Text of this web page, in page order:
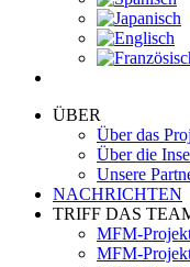
ÜBER
Über das
Über die
Unsere
NACHRICHTEN
TRIFF DAS
MFM-
MFM-